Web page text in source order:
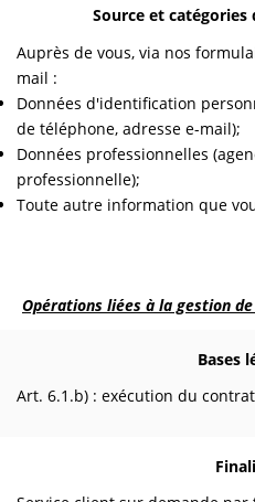
Source et
Auprès de vous, via nos
mail :
Données d'identification
de téléphone, adresse e-mail);
Données professionnelles
professionnelle);
Toute autre information que
Opérations liées à la gestion
Bases
Art. 6.1.b) : exécution du contrat